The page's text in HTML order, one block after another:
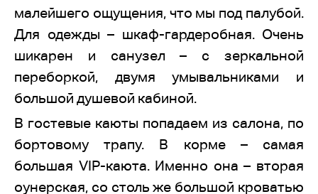
малейшего ощущения, что мы под палубой.
Для одежды – шкаф-гардеробная. Очень
шикарен и санузел – с зеркальной
переборкой, двумя умывальниками и
большой душевой кабиной.
В гостевые каюты попадаем из салона, по
бортовому трапу. В корме – самая
большая VIP-каюта. Именно она – вторая
оунерская, со столь же большой кроватью